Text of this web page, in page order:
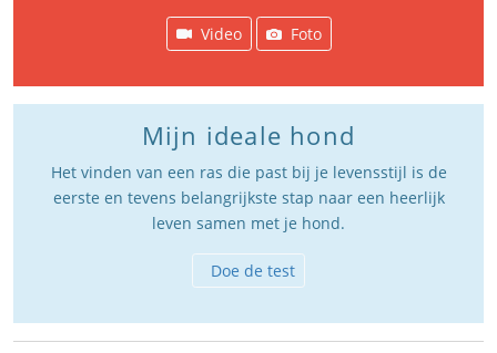
Video Foto
Mijn ideale hond
Het vinden van een ras die past bij je levensstijl is de
eerste en tevens belangrijkste stap naar een heerlijk
leven samen met je hond.
Doe de test